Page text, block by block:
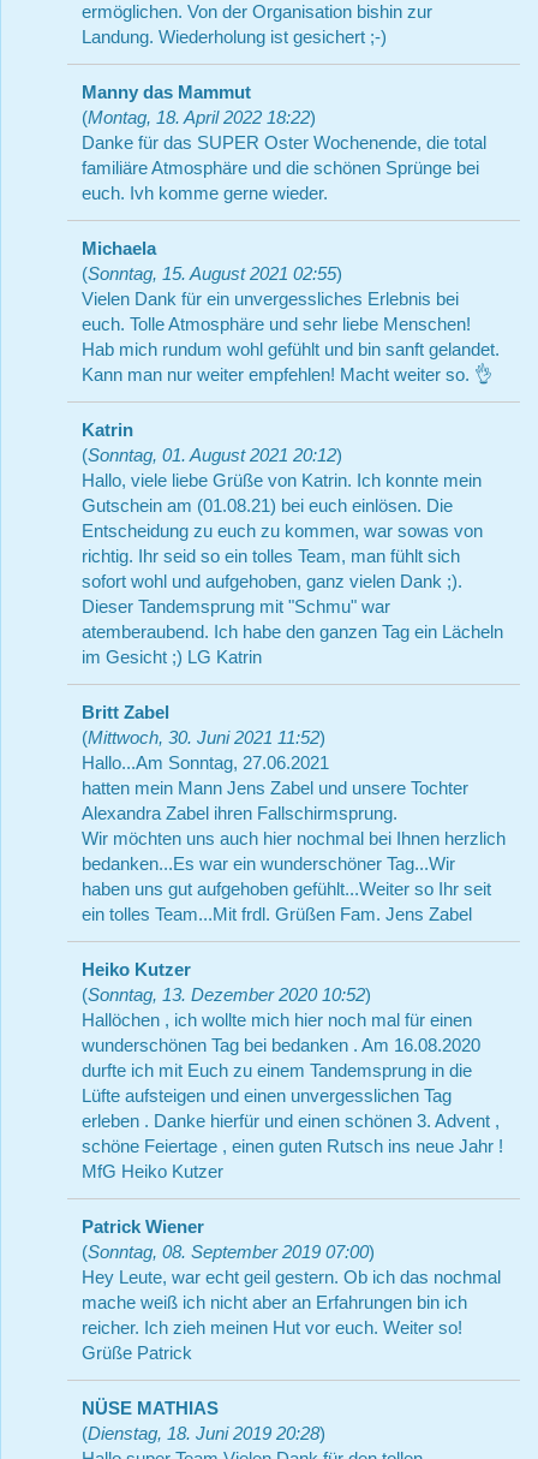
ermöglichen. Von der Organisation bishin zur
Landung. Wiederholung ist gesichert ;-)
Manny das Mammut
(Montag, 18. April 2022 18:22)
Danke für das SUPER Oster Wochenende, die total
familiäre Atmosphäre und die schönen Sprünge bei
euch. Ivh komme gerne wieder.
Michaela
(Sonntag, 15. August 2021 02:55)
Vielen Dank für ein unvergessliches Erlebnis bei
euch. Tolle Atmosphäre und sehr liebe Menschen!
Hab mich rundum wohl gefühlt und bin sanft gelandet.
Kann man nur weiter empfehlen! Macht weiter so. 👌
Katrin
(Sonntag, 01. August 2021 20:12)
Hallo, viele liebe Grüße von Katrin. Ich konnte mein
Gutschein am (01.08.21) bei euch einlösen. Die
Entscheidung zu euch zu kommen, war sowas von
richtig. Ihr seid so ein tolles Team, man fühlt sich
sofort wohl und aufgehoben, ganz vielen Dank ;).
Dieser Tandemsprung mit "Schmu" war
atemberaubend. Ich habe den ganzen Tag ein Lächeln
im Gesicht ;) LG Katrin
Britt Zabel
(Mittwoch, 30. Juni 2021 11:52)
Hallo...Am Sonntag, 27.06.2021
hatten mein Mann Jens Zabel und unsere Tochter
Alexandra Zabel ihren Fallschirmsprung.
Wir möchten uns auch hier nochmal bei Ihnen herzlich
bedanken...Es war ein wunderschöner Tag...Wir
haben uns gut aufgehoben gefühlt...Weiter so Ihr seit
ein tolles Team...Mit frdl. Grüßen Fam. Jens Zabel
Heiko Kutzer
(Sonntag, 13. Dezember 2020 10:52)
Hallöchen , ich wollte mich hier noch mal für einen
wunderschönen Tag bei bedanken . Am 16.08.2020
durfte ich mit Euch zu einem Tandemsprung in die
Lüfte aufsteigen und einen unvergesslichen Tag
erleben . Danke hierfür und einen schönen 3. Advent ,
schöne Feiertage , einen guten Rutsch ins neue Jahr !
MfG Heiko Kutzer
Patrick Wiener
(Sonntag, 08. September 2019 07:00)
Hey Leute, war echt geil gestern. Ob ich das nochmal
mache weiß ich nicht aber an Erfahrungen bin ich
reicher. Ich zieh meinen Hut vor euch. Weiter so!
Grüße Patrick
NÜSE MATHIAS
(Dienstag, 18. Juni 2019 20:28)